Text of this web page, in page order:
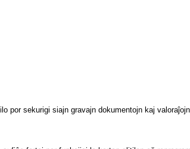
por sekurigi siajn gravajn dokumentojn kaj